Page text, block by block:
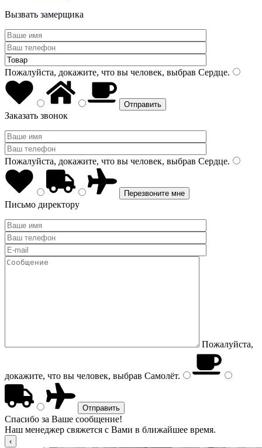
Вызвать замерщика
Пожалуйста, докажите, что вы человек, выбрав Сердце.
Заказать звонок
Пожалуйста, докажите, что вы человек, выбрав Сердце.
Письмо директору
Пожалуйста,
докажите, что вы человек, выбрав Самолёт.
Спасибо за Ваше сообщение!
Наш менеджер свяжется с Вами в ближайшее время.